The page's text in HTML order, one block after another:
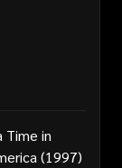
Time in
(1997)